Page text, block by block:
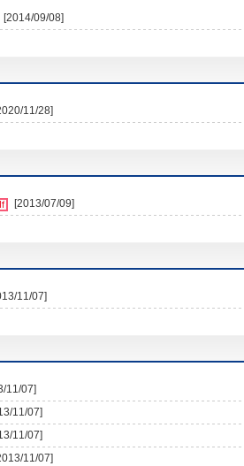
[2014/09/08]
11/28]
[2013/07/09]
11/07]
11/07]
11/07]
11/07]
11/07]